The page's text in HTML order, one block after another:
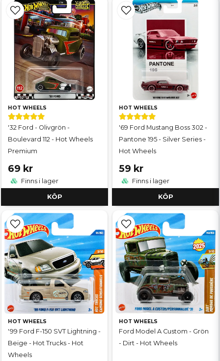
HOT WHEELS
'32 Ford - Olivgrön -
Boulevard 112 - Hot Wheels
Premium
69 kr
Finns i lager
KÖP
HOT WHEELS
'69 Ford Mustang Boss 302 -
Pantone 195 - Silver Series -
Hot Wheels
59 kr
Finns i lager
KÖP
HOT WHEELS
'99 Ford F-150 SVT Lightning -
Beige - Hot Trucks - Hot
Wheels
HOT WHEELS
Ford Model A Custom - Grön
- Dirt - Hot Wheels